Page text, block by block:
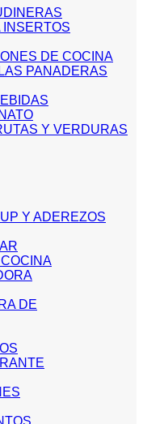
INSERTOS
DE COCINA
PANADERAS
Y VERDURAS
Y ADEREZOS
DE